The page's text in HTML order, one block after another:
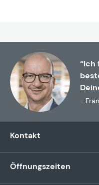
“Ich
-
Kontakt
Öffnungszeiten